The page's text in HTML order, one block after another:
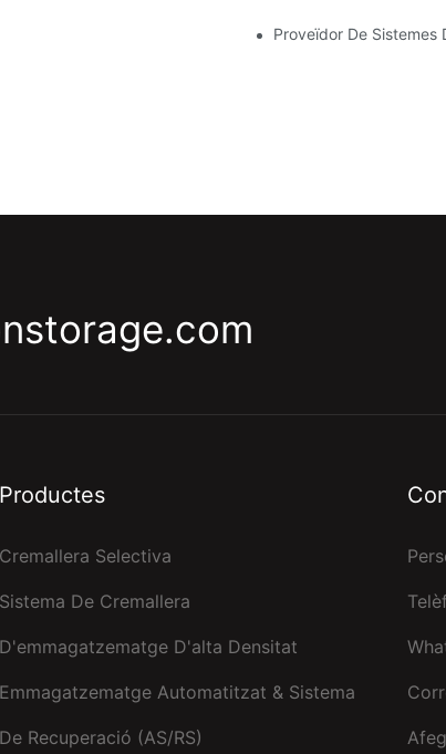
A Magatzems: Què Cal Buscar Proveïdor De Sistemes
Productes
Cremallera Selectiva
Sistema De Cremallera
D'emmagatzematge D'alta Densitat
Emmagatzematge Automatitzat & Sistema
De Recuperació (AS/RS)